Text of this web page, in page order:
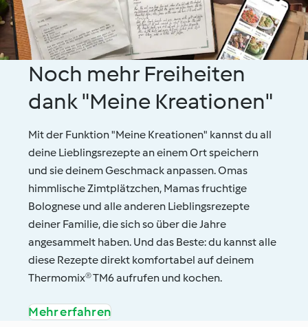
Noch mehr Freiheiten
dank "Meine Kreationen"
Mit der Funktion "Meine Kreationen" kannst du all
deine Lieblingsrezepte an einem Ort speichern
und sie deinem Geschmack anpassen. Omas
himmlische Zimtplätzchen, Mamas fruchtige
Bolognese und alle anderen Lieblingsrezepte
deiner Familie, die sich so über die Jahre
angesammelt haben. Und das Beste: du kannst alle
diese Rezepte direkt komfortabel auf deinem
Thermomix® TM6 aufrufen und kochen.
Mehr erfahren